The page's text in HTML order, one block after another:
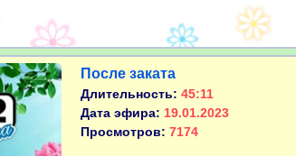
После заката
Длительность: 45:11
Дата эфира: 19.01.2023
Просмотров: 7174